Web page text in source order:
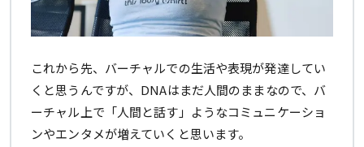
これから先、バーチャルでの生活や表現が発達してい
くと思うんですが、DNAはまだ人間のままなので、バ
ーチャル上で「人間と話す」ようなコミュニケーショ
ンやエンタメが増えていくと思います。